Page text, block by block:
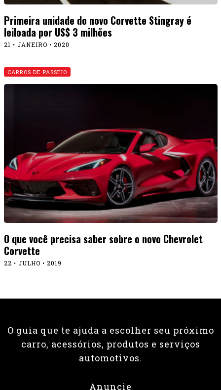
Primeira unidade do novo Corvette Stingray é
leiloada por US$ 3 milhões
21 • JANEIRO • 2020
CARROS DE PASSEIO
O que você precisa saber sobre o novo Chevrolet
Corvette
22 • JULHO • 2019
O guia que te ajuda a escolher seu próximo
carro, acessórios, produtos e serviços
automotivos.
Anuncie